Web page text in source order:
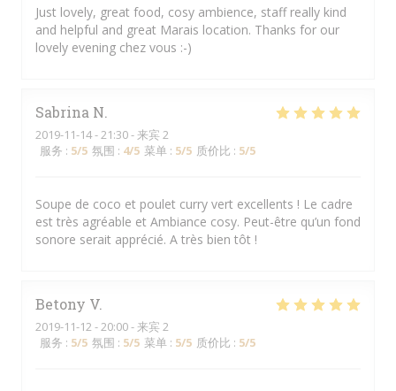
Just lovely, great food, cosy ambience, staff really kind
and helpful and great Marais location. Thanks for our
lovely evening chez vous :-)
Sabrina N
2019-11-14- 21:30 - 来宾 2
服务 : 5/5 氛围 : 4/5 菜单 : 5/5 质价比 : 5/5
Soupe de coco et poulet curry vert excellents ! Le cadre
est très agréable et Ambiance cosy. Peut-être qu’un fond
sonore serait apprécié. A très bien tôt !
Betony V
2019-11-12 - 20:00 - 来宾 2
服务 : 5/5 氛围 : 5/5 菜单 : 5/5 质价比 : 5/5